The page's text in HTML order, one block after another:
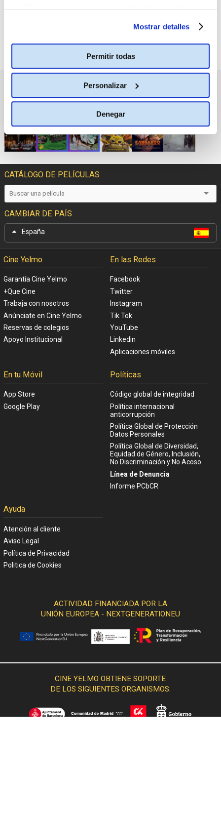
modificar tus opciones de consentimiento en cualquier
Mostrar detalles
Permitir todas
Personalizar
Denegar
PRÓXIMOS ESTRENOS
CATÁLOGO DE PELÍCULAS
CAMBIAR DE PAÍS
España
Cine Yelmo
Garantía Cine Yelmo
+Que Cine
Trabaja con nosotros
Anúnciate en Cine Yelmo
Reservas de colegios
Apoyo Institucional
En las Redes
Facebook
Twitter
Instagram
Tik Tok
YouTube
Linkedin
Aplicaciones móviles
En tu Móvil
App Store
Google Play
Políticas
Código global de integridad
Política internacional
anticorrupción
Política Global de Protección
Datos Personales
Política Global de Diversidad,
Equidad de Género, Inclusión,
No Discriminación y No Acoso
Línea de Denuncia
Informe PCbCR
Ayuda
Atención al cliente
Aviso Legal
Política de Privacidad
Politica de Cookies
ACTIVIDAD FINANCIADA POR LA
UNIÓN EUROPEA - NEXTGENERATIONEU
CINE YELMO OBTIENE SOPORTE
DE LOS SIGUIENTES ORGANISMOS: